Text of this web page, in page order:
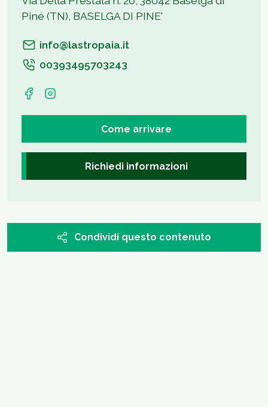
Piné (TN), BASELGA DI PINE'
info@lastropaia.it
00393495703243
Come arrivare
Richiedi informazioni
Condividi questo contenuto